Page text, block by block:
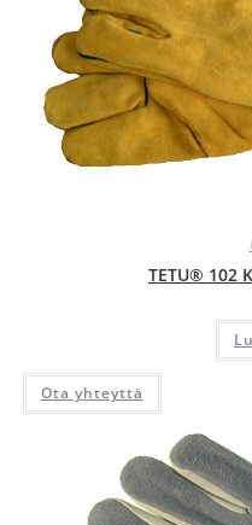
TETU® 102
Ota yhteyttä